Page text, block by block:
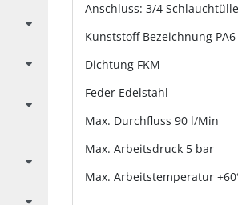
Anschluss: 3/4
Kunststoff Bezeichnung PA6
Dichtung FKM
Feder Edelstahl
Max. Durchfluss 90 l/Min
Max. Arbeitsdruck 5 bar
Max. Arbeitstemperatur